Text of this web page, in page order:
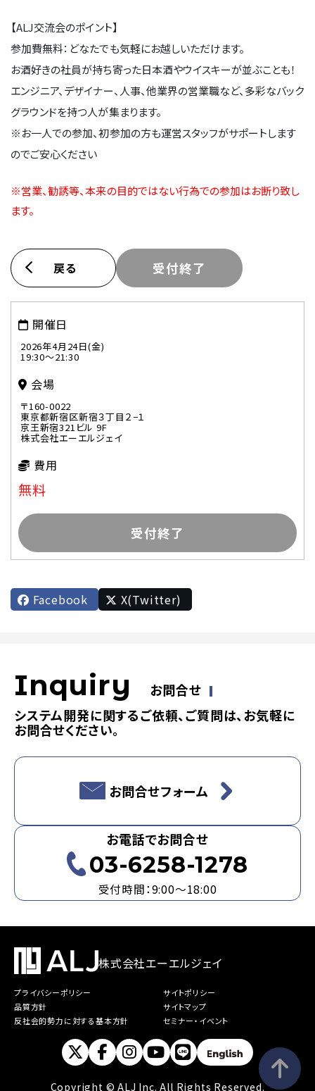
【ALJ交流会のポイント】
参加費無料：どなたでも気軽にお越しいただけます。
お酒好きの社員が持ち寄った日本酒やウイスキーが並ぶことも！
エンジニア、デザイナー、人事、他業界の営業職など、多彩なバック
グラウンドを持つ人が集まります。
※お一人での参加、初参加の方も運営スタッフがサポートします
のでご安心ください
※営業、勧誘等、本来の目的ではない行為での参加はお断り致し
ます。
戻る 受付終了
開催日
2026年4月24日(金)
19:30～21:30
会場
〒160-0022
東京都新宿区新宿３丁目２−１
京王新宿321ビル 9F
株式会社エーエルジェイ
費用
無料
受付終了
Facebook X(Twitter)
Inquiry
お問合せ
システム開発に関するご依頼、ご質問は、お気軽に
お問合せください。
お問合せフォーム
お電話でお問合せ
03-6258-1278
受付時間：9:00～18:00
株式会社エーエルジェイ
プライバシーポリシー
品質方針
反社会的勢力に対する基本方針
サイトポリシー
サイトマップ
セミナー・イベント
Copyright © ALJ Inc. All Rights Reserved.